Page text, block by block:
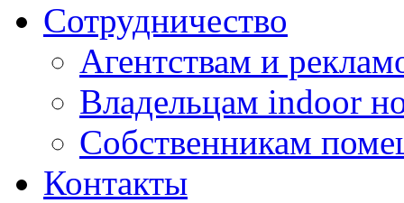
Сотрудничество
Агентствам и
Владельцам indoor
Собственникам
Контакты